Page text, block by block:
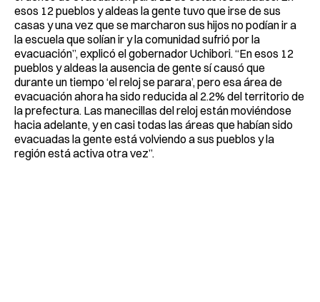
esos 12 pueblos y aldeas la gente tuvo que irse de sus
casas y una vez que se marcharon sus hijos no podían ir a
la escuela que solían ir y la comunidad sufrió por la
evacuación”, explicó el gobernador Uchibori. “En esos 12
pueblos y aldeas la ausencia de gente sí causó que
durante un tiempo ‘el reloj se parara’, pero esa área de
evacuación ahora ha sido reducida al 2.2% del territorio de
la prefectura. Las manecillas del reloj están moviéndose
hacia adelante, y en casi todas las áreas que habían sido
evacuadas la gente está volviendo a sus pueblos y la
región está activa otra vez”.